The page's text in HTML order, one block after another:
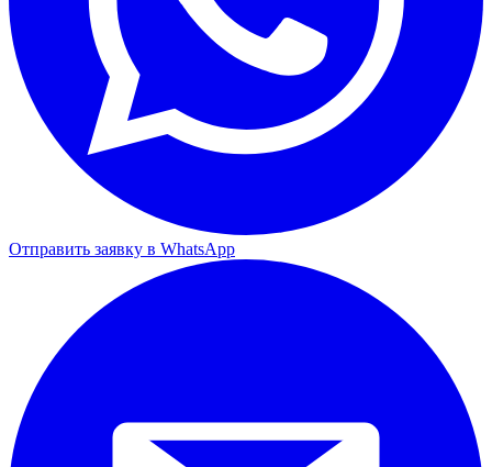
Отправить заявку в WhatsApp